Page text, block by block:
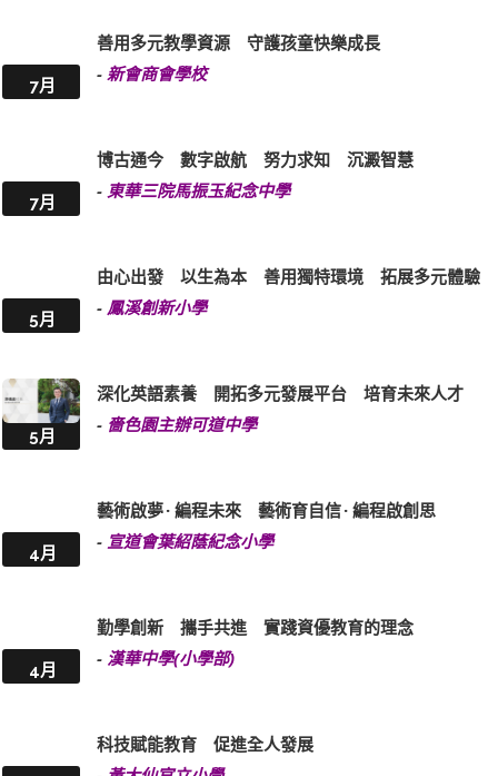
7月
善用多元教學資源 守護孩童快樂成長
- 新會商會學校
7月
博古通今 數字啟航 努力求知 沉澱智慧
- 東華三院馬振玉紀念中學
5月
由心出發 以生為本 善用獨特環境 拓展多元體驗
- 鳳溪創新小學
5月
深化英語素養 開拓多元發展平台 培育未來人才
- 嗇色園主辦可道中學
4月
藝術啟夢 · 編程未來 藝術育自信 · 編程啟創思
- 宣道會葉紹蔭紀念小學
4月
勤學創新 攜手共進 實踐資優教育的理念
- 漢華中學(小學部)
科技賦能教育 促進全人發展